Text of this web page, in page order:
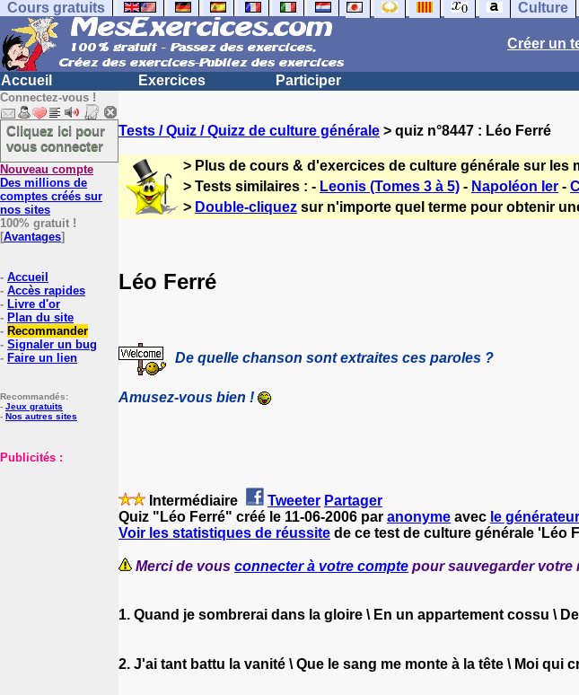
Cours gratuits Culture
Créer un
Accueil Exercices Participer
Connectez-vous !
Cliquez ici pour
vous connecter
Nouveau compte
Des millions de
comptes créés sur
nos sites
100% gratuit !
[Avantages]
- Accueil
- Accès rapides
- Livre d'or
- Plan du site
- Recommander
- Signaler un bug
- Faire un lien
Recommandés:
- Jeux gratuits
- Nos autres sites
Publicités :
Tests / Quiz / Quizz de culture générale > quiz n°8447 : Léo Ferré
> Plus de cours & d'exercices de culture générale sur les
> Tests similaires : - Leonis (Tomes 3 à 5) - Napoléon Ier -
> Double-cliquez sur n'importe quel terme pour obtenir
Léo Ferré
De quelle chanson sont extraites ces paroles ?
Amusez-vous bien !
Intermédiaire Tweeter Partager
Quiz "Léo Ferré" créé le 11-06-2006 par anonyme avec le
Voir les statistiques de réussite de ce test de culture générale 'Léo
Merci de vous connecter à votre compte pour sauvegarder votre
1. Quand je sombrerai dans la gloire \ En un appartement cossu \
2. J'ai tant battu la vanité \ Que le sang me monte à la tête \ Moi qui